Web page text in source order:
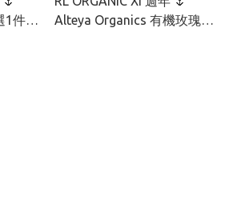
1件9
Alteya Organics 有機玫瑰彩